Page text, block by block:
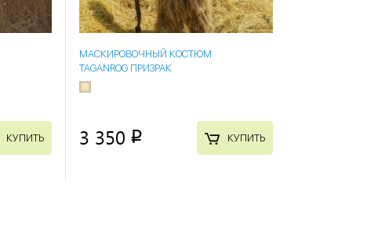
КУПИТЬ
МАСКИРОВОЧНЫЙ КОСТЮМ
TAGANROG ПРИЗРАК
3 350 p КУПИТЬ